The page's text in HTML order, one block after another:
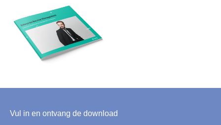
Vul in en ontvang de download